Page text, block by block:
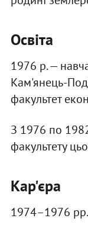
Освіта
1976 р. —
Кам'янець-
факультет
З 1976 по
факультету
Кар'єра
1974–1976 рр.